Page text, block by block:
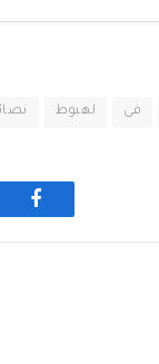
فى لهبوط